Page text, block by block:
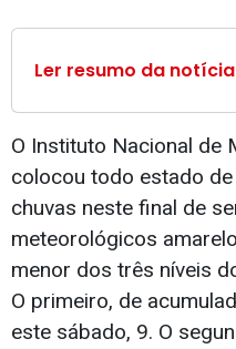
Ler resumo da notícia
O Instituto Nacional de
colocou todo estado
chuvas neste final de
meteorológicos
menor dos três níveis
O primeiro, de
este sábado, 9. O